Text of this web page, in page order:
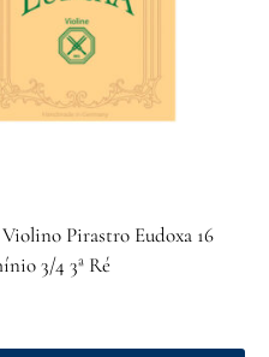
Pirastro Eudoxa 16
3/4 3ª Ré